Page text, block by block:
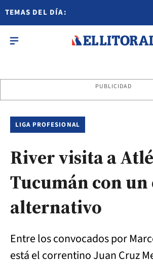
TEMAS DEL DÍA:
PUBLICIDAD
LIGA PROFESIONAL
River visita a
Tucumán con
alternativo
Entre los convocados por
está el correntino Juan Cruz